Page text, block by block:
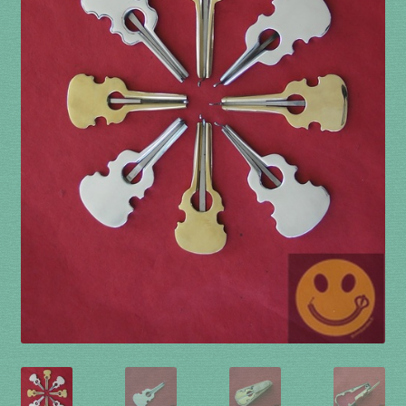
ACCUEIL
CERFS VOLANTS
Commande
Comment fabriquer une guimbarde….
Conditions générales de ventes et mentions